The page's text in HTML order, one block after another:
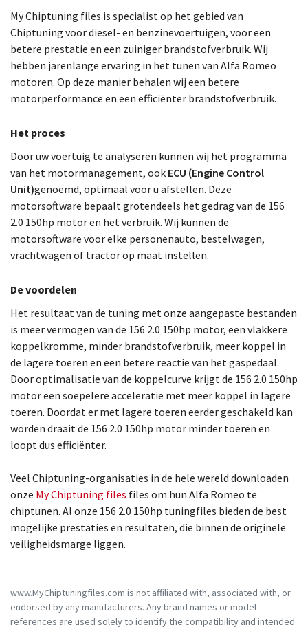
My Chiptuning files is specialist op het gebied van
Chiptuning voor diesel- en benzinevoertuigen, voor een
betere prestatie en een zuiniger brandstofverbruik. Wij
hebben jarenlange ervaring in het tunen van Alfa Romeo
motoren. Op deze manier behalen wij een betere
motorperformance en een efficiënter brandstofverbruik.
Het proces
Door uw voertuig te analyseren kunnen wij het programma
van het motormanagement, ook ECU (Engine Control
Unit)genoemd, optimaal voor u afstellen. Deze
motorsoftware bepaalt grotendeels het gedrag van de 156
2.0 150hp motor en het verbruik. Wij kunnen de
motorsoftware voor elke personenauto, bestelwagen,
vrachtwagen of tractor op maat instellen.
De voordelen
Het resultaat van de tuning met onze aangepaste bestanden
is meer vermogen van de 156 2.0 150hp motor, een vlakkere
koppelkromme, minder brandstofverbruik, meer koppel in
de lagere toeren en een betere reactie van het gaspedaal.
Door optimalisatie van de koppelcurve krijgt de 156 2.0 150hp
motor een soepelere acceleratie met meer koppel in lagere
toeren. Doordat er met lagere toeren eerder geschakeld kan
worden draait de 156 2.0 150hp motor minder toeren en
loopt dus efficiënter.
Veel Chiptuning-organisaties in de hele wereld downloaden
onze My Chiptuning files files om hun Alfa Romeo te
chiptunen. Al onze 156 2.0 150hp tuningfiles bieden de best
mogelijke prestaties en resultaten, die binnen de originele
veiligheidsmarge liggen.
www.MyChiptuningfiles.com is not affiliated with, associated with, or
endorsed by any manufacturers. Any brand names or model
references are used solely to identify the compatibility and intended